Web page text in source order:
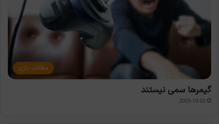
مقالات بازی
گیمرها سمی نیستند
2025-10-02